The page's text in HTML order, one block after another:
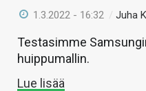
1.3.2022 - 16:32 /Juha
Testasimme
huippumallin.
Lue lisää